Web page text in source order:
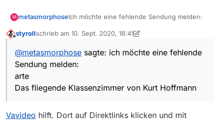
M metasmorphoseIch möchte eine fehlende Sendung melden:
arte
Das fliegende Klassenzimmer von Kurt
Hoffmann
https://www.arte.tv/de/videos/099343-000-
hoffmann/
Windows 10
styrollschrieb am 10. Sept. 2020, 18:41
zuletzt editiert von styroll9. Okt. 2020, 21:14
@metasmorphose sagte: ich möchte eine fehlende
Sendung melden:
arte
Das fliegende Klassenzimmer von Kurt Hoffmann
Vavideo hilft. Dort auf Direktlinks klicken und mit